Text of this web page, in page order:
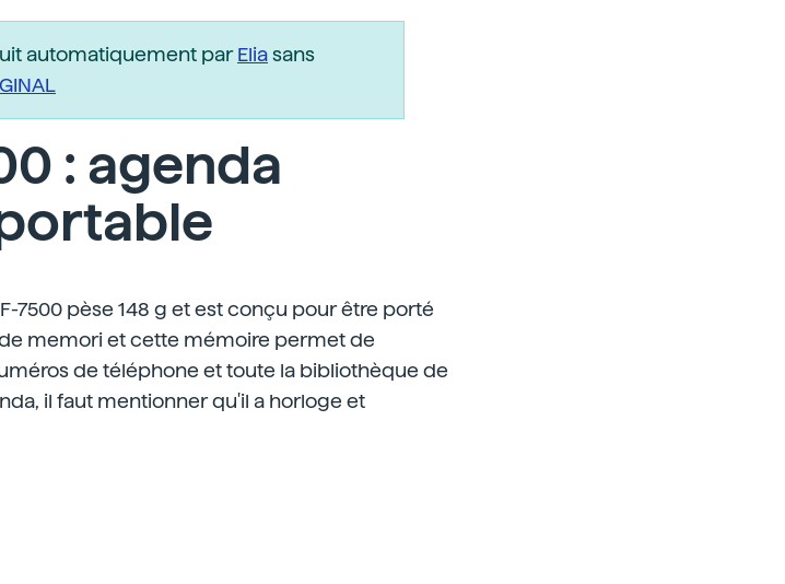
automatiquement parEliasans
: agenda
7500 pèse 148 g et est conçu pour être porté
memori et cette mémoire permet de
de téléphone et toute la bibliothèque de
il faut mentionner qu'il a horloge et